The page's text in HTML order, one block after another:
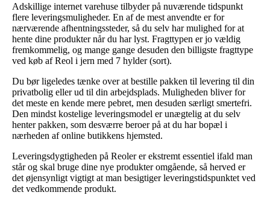
Adskillige internet varehuse tilbyder på nuværende tidspunkt
flere leveringsmuligheder. En af de mest anvendte er for
nærværende afhentningssteder, så du selv har mulighed for at
hente dine produkter når du har lyst. Fragttypen er jo vældig
fremkommelig, og mange gange desuden den billigste fragttype
ved køb af Reol i jern med 7 hylder (sort).
Du bør ligeledes tænke over at bestille pakken til levering til din
privatbolig eller ud til din arbejdsplads. Muligheden bliver for
det meste en kende mere pebret, men desuden særligt smertefri.
Den mindst kostelige leveringsmodel er unægtelig at du selv
henter pakken, som desværre beroer på at du har bopæl i
nærheden af online butikkens hjemsted.
Leveringsdygtigheden på Reoler er ekstremt essentiel ifald man
står og skal bruge dine nye produkter omgående, så herved er
det øjensynligt vigtigt at man besigtiger leveringstidspunktet ved
det vedkommende produkt.